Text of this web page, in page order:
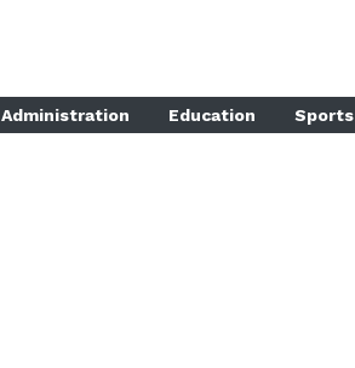
Administration Education Sports